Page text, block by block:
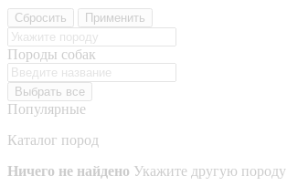
Сбросить Применить
Породы собак
Выбрать все
Популярные
Каталог пород
Ничего не найдено Укажите другую породу